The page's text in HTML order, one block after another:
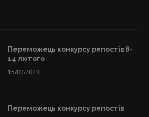
Переможець конкурсу репостів 8-
14 лютого
15/02/2023
Переможець конкурсу репостів